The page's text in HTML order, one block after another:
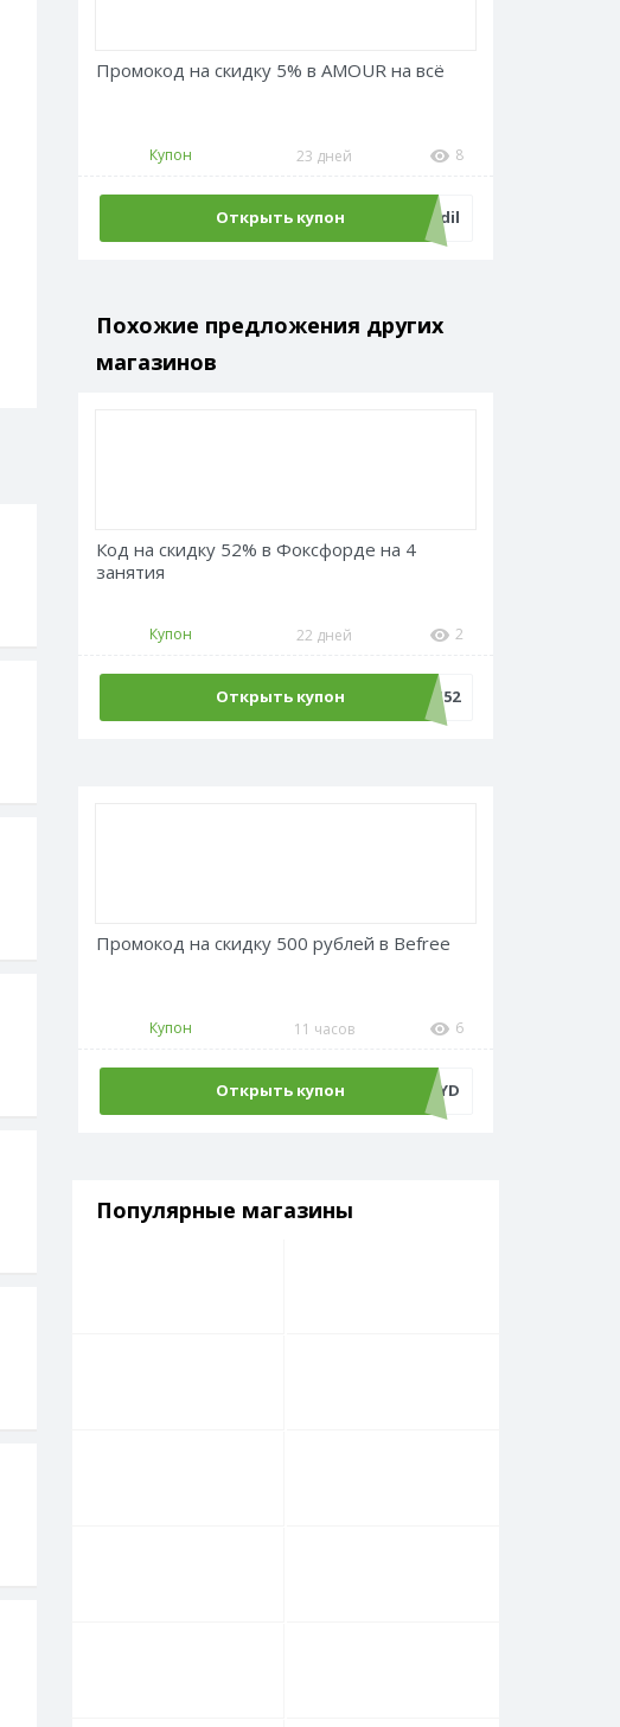
Промокод на скидку 5% в AMOUR на всё
Купон 23 дней 8
Открыть купон pikadil
Похожие предложения других
магазинов
Код на скидку 52% в Фоксфорде на 4
занятия
Купон 22 дней 2
Открыть купон LANG52
Промокод на скидку 500 рублей в Befree
Купон 11 часов 6
Открыть купон ADM500C4YD
Популярные магазины